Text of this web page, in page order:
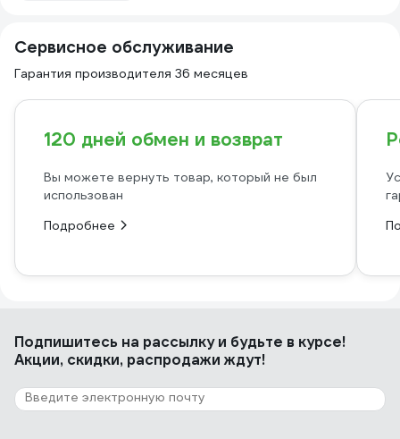
Сервисное обслуживание
Гарантия производителя 36 месяцев
120 дней обмен и возврат
Вы можете вернуть товар, который не был
использован
Подробнее
Подпишитесь на рассылкуи будьте в курсе!
Акции, скидки, распродажи ждут!